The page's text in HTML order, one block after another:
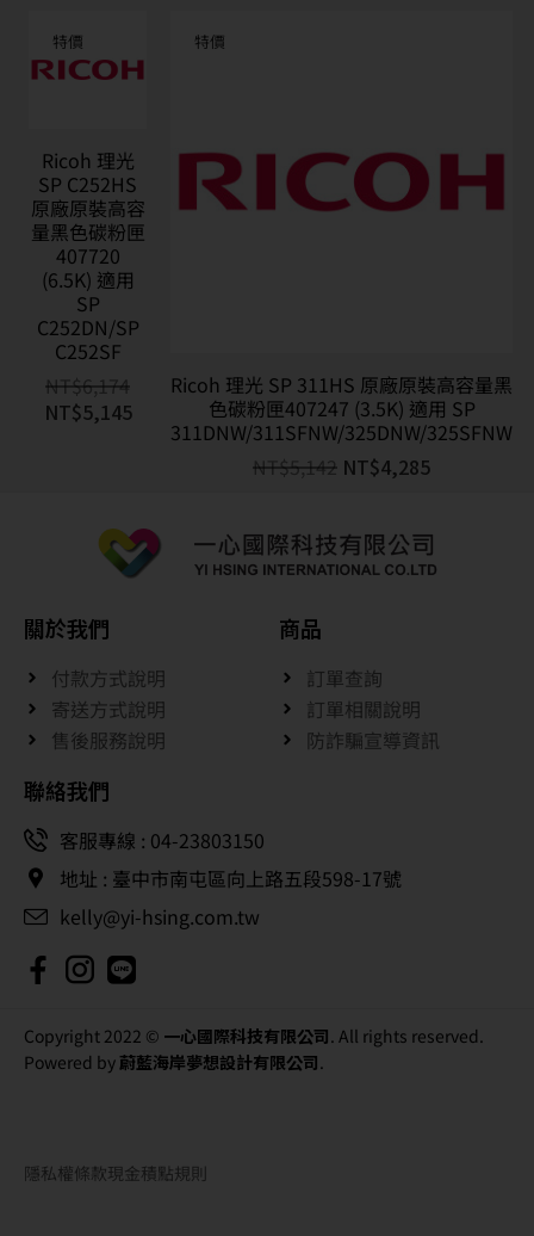
特價
Ricoh 理光
SP C252HS
原廠原裝高容
量黑色碳粉匣
407720
(6.5K) 適用
SP
C252DN/SP
C252SF
NT$6,174
NT$5,145
特價
Ricoh 理光 SP 311HS 原廠原裝高容量黑
色碳粉匣407247 (3.5K) 適用 SP
311DNW/311SFNW/325DNW/325SFNW
NT$5,142 NT$4,285
關於我們
付款方式說明
寄送方式說明
售後服務說明
商品
訂單查詢
訂單相關說明
防詐騙宣導資訊
聯絡我們
客服專線 : 04-23803150
地址 : 臺中市南屯區向上路五段598-17號
kelly@yi-hsing.com.tw
Copyright 2022 © 一心國際科技有限公司. All rights reserved.
Powered by 蔚藍海岸夢想設計有限公司.
隱私權條款現金積點規則